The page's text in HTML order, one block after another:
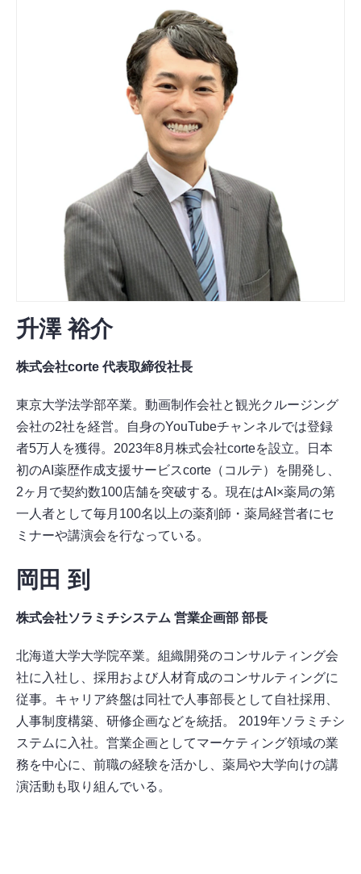
升澤 裕介
株式会社corte 代表取締役社長
東京大学法学部卒業。動画制作会社と観光クルージング
会社の2社を経営。自身のYouTubeチャンネルでは登録
者5万人を獲得。2023年8月株式会社corteを設立。日本
初のAI薬歴作成支援サービスcorte（コルテ）を開発し、
2ヶ月で契約数100店舗を突破する。現在はAI×薬局の第
一人者として毎月100名以上の薬剤師・薬局経営者にセ
ミナーや講演会を行なっている。
岡田 到
株式会社ソラミチシステム 営業企画部 部長
北海道大学大学院卒業。組織開発のコンサルティング会
社に入社し、採用および人材育成のコンサルティングに
従事。キャリア終盤は同社で人事部長として自社採用、
人事制度構築、研修企画などを統括。 2019年ソラミチシ
ステムに入社。営業企画としてマーケティング領域の業
務を中心に、前職の経験を活かし、薬局や大学向けの講
演活動も取り組んでいる。